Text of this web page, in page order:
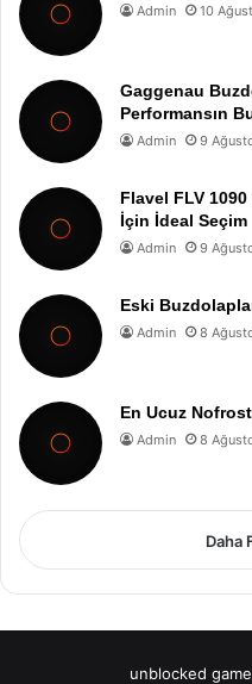
Admin 10
Gaggenau
Performansın
Admin 9
Flavel FLV
İçin İdeal Seçim
Admin 9
Eski
Admin 8
En Ucuz Nofrost
Admin 8
Daha
unblocked